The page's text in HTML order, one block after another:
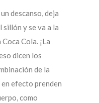
descanso, deja
y se va a la
Cola. ¡La
dicen los
de la
efecto prenden
como